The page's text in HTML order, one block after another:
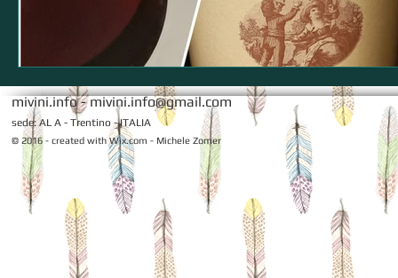
mivini.info -mivini.info@gmail.com
sede: AL A - Trentino - ITALIA
© 2016 - created with Wix.com - Michele Zomer